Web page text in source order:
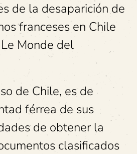
de la desaparición de
franceses en Chile
Monde del
de Chile, es de
férrea de sus
de obtener la
clasificados